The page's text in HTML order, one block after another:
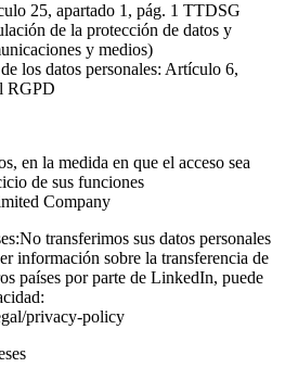
25, apartado 1, pág. 1 TTDSG
de la protección de datos y
y medios)
los datos personales: Artículo 6,
RGPD
en la medida en que el acceso sea
de sus funciones
Company
No transferimos sus datos personales
información sobre la transferencia de
países por parte de LinkedIn, puede
privacy-policy